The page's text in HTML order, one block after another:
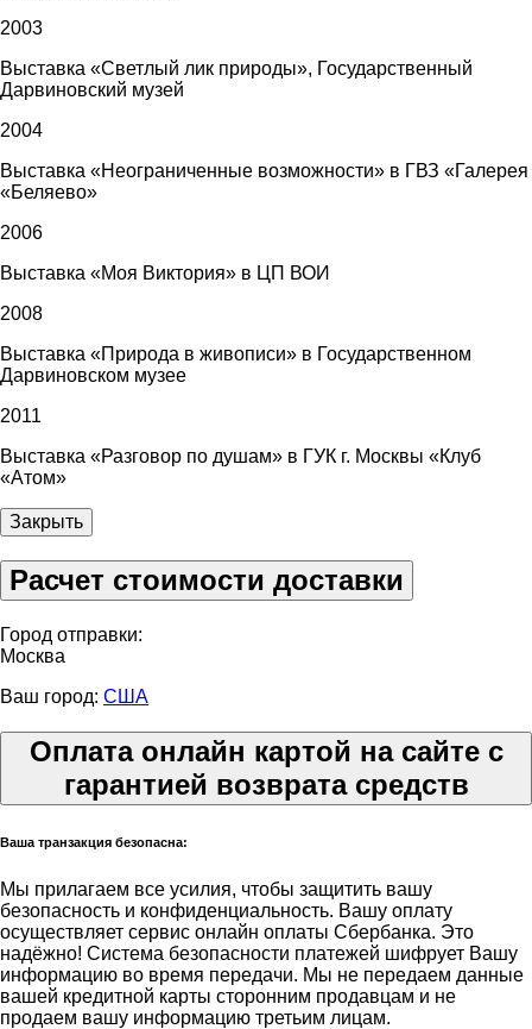
2003
Выставка «Светлый лик природы», Государственный
Дарвиновский музей
2004
Выставка «Неограниченные возможности» в ГВЗ «Галерея
«Беляево»
2006
Выставка «Моя Виктория» в ЦП ВОИ
2008
Выставка «Природа в живописи» в Государственном
Дарвиновском музее
2011
Выставка «Разговор по душам» в ГУК г. Москвы «Клуб
«Атом»
Закрыть
Расчет стоимости доставки
Город отправки:
Москва
Ваш город: США
Оплата онлайн картой на сайте с
гарантией возврата средств
Ваша транзакция безопасна:
Мы прилагаем все усилия, чтобы защитить вашу
безопасность и конфиденциальность. Вашу оплату
осуществляет сервис онлайн оплаты Сбербанка. Это
надёжно! Система безопасности платежей шифрует Вашу
информацию во время передачи. Мы не передаем данные
вашей кредитной карты сторонним продавцам и не
продаем вашу информацию третьим лицам.